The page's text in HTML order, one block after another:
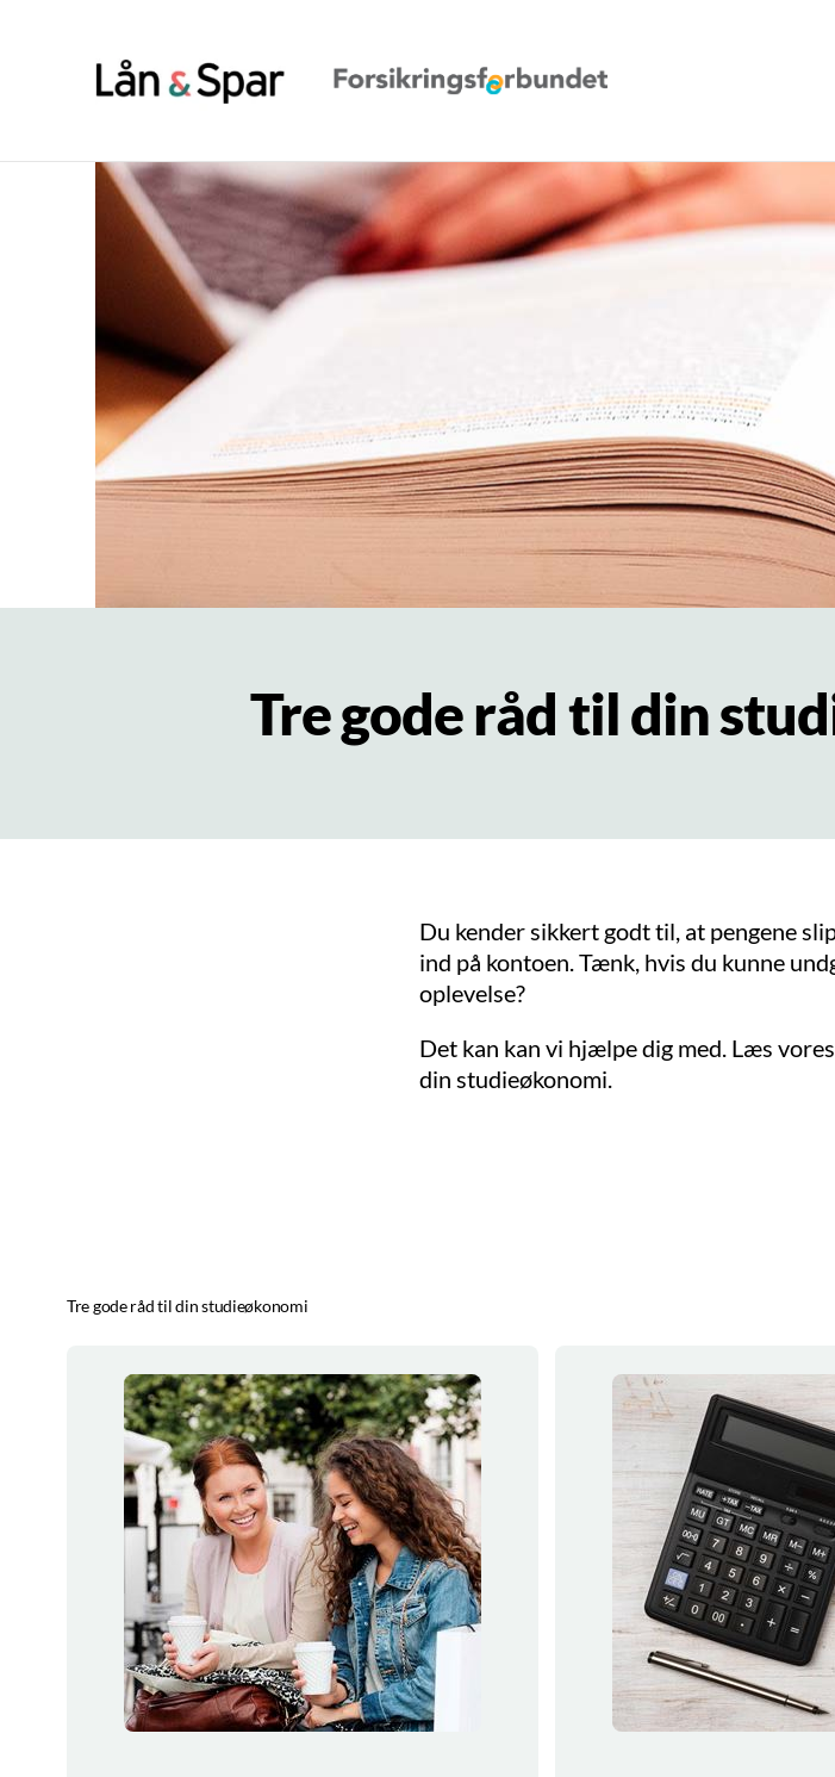
Tre gode råd til din
Du kender sikkert godt til, at pengene
ind på kontoen. Tænk, hvis du kunne
oplevelse?
Det kan kan vi hjælpe dig med. Læs
din studieøkonomi.
Tre gode råd til din studieøkonomi